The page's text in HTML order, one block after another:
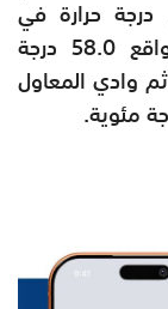
حرارة في
السلطنة خلال الـ24 ساعة الماضية بواقع 58.0 درجة
السويق بـ57.8 درجة، ثم وادي المعاول